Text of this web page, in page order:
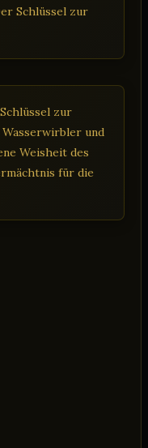
Schlüssel zur
zur
und
Weisheit des
für die